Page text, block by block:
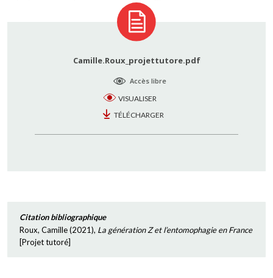
Camille.Roux_projettutore.pdf
Accès libre
VISUALISER
TÉLÉCHARGER
Citation bibliographique
Roux, Camille(2021), La génération Z et l’entomophagie en France
[Projet tutoré]